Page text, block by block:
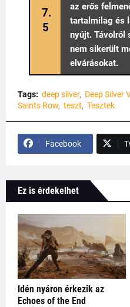
7.
5
az erős
tartalmilag és
nyújt. Távolról
nem sikerült
elvárásokat.
Tags: deep silver Deep Silver
Saints Row teszt Tesztek
Facebook
Ez is érdekelhet
Idén nyáron érkezik az
Echoes of the End